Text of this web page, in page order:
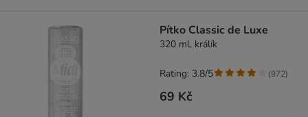
Pítko Classic de Luxe
320 ml, králík
69 Kč
Rating: 3.8/5 (972)